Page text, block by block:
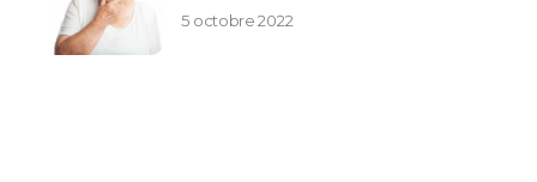
5 octobre 2022